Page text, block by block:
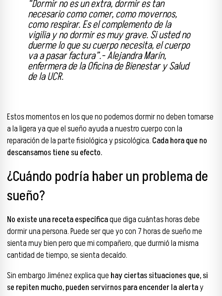
“Dormir no es un extra, dormir es tan
necesario como comer, como movernos,
como respirar. Es el complemento de la
vigilia y no dormir es muy grave. Si usted no
duerme lo que su cuerpo necesita, el cuerpo
va a pasar factura”.- Alejandra Marín,
enfermera de la Oficina de Bienestar y Salud
de la UCR.
Estos momentos en los que no podemos dormir no deben tomarse
a la ligera ya que el sueño ayuda a nuestro cuerpo con la
reparación de la parte fisiológica y psicológica. Cada hora que no
descansamos tiene su efecto.
¿Cuándo podría haber un problema de
sueño?
No existe una receta específicaque diga cuántas horas debe
dormir una persona. Puede ser que yo con 7 horas de sueño me
sienta muy bien pero que mi compañero, que durmió la misma
cantidad de tiempo, se sienta decaído.
Sin embargo Jiménez explica que hay ciertas situaciones que, si
se repiten mucho, pueden servirnos para encender la alertay